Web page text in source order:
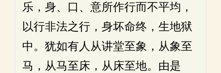
乐，身、口、意所作行而不平均，
以行非法之行，身坏命终，生地狱
中。犹如有人从讲堂至象，从象至
马，从马至床，从床至地。由是